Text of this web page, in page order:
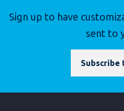
Sign up to have
sent to
Subscribe